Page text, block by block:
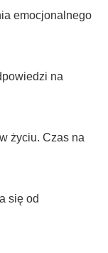
emocjonalnego
na
życiu. Czas na
się od